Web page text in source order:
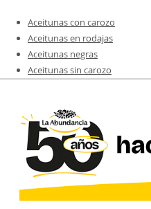
Aceitunas con carozo
Aceitunas en rodajas
Aceitunas negras
Aceitunas sin carozo